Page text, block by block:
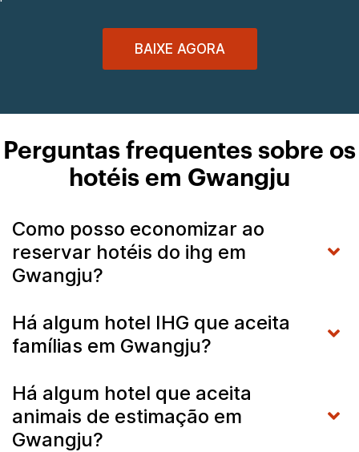
BAIXE AGORA
Perguntas frequentes sobre os
hotéis em Gwangju
Como posso economizar ao
reservar hotéis do ihg em
Gwangju?
Há algum hotel IHG que aceita
famílias em Gwangju?
Há algum hotel que aceita
animais de estimação em
Gwangju?